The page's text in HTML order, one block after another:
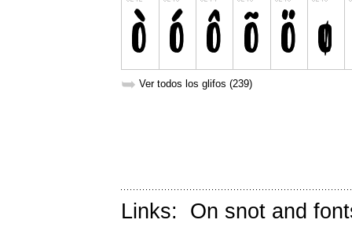
➥ Ver todos los glifos (239)
Links: On snot and